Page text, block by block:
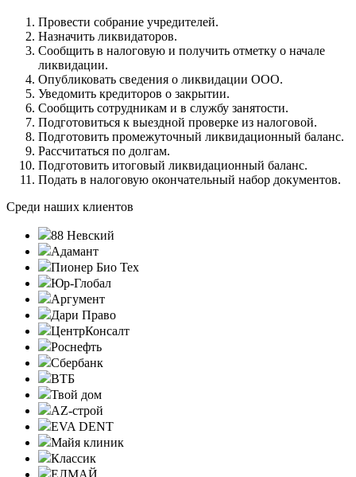
Провести собрание учредителей.
Назначить ликвидаторов.
Сообщить в налоговую и получить отметку о начале
ликвидации.
Опубликовать сведения о ликвидации ООО.
Уведомить кредиторов о закрытии.
Сообщить сотрудникам и в службу занятости.
Подготовиться к выездной проверке из налоговой.
Подготовить промежуточный ликвидационный баланс.
Рассчитаться по долгам.
Подготовить итоговый ликвидационный баланс.
Подать в налоговую окончательный набор документов.
Среди наших клиентов
88 Невский
Адамант
Пионер Био Тех
Юр-Глобал
Аргумент
Дари Право
ЦентрКонсалт
Роснефть
Сбербанк
ВТБ
Твой дом
AZ-строй
EVA DENT
Майя клиник
Классик